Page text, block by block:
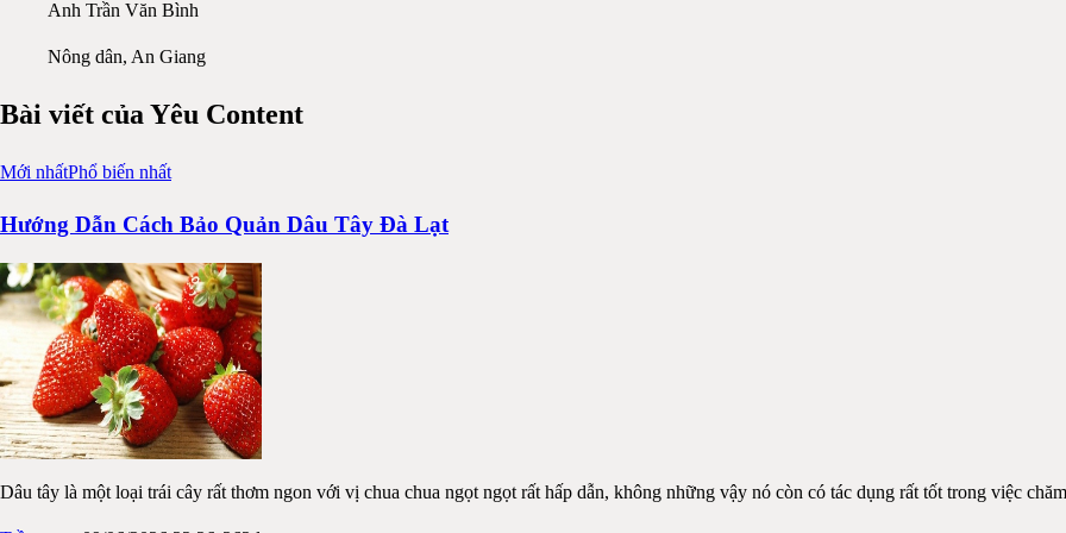
Anh Trần Văn Bình
Nông dân, An Giang
Bài viết củaYêu Content
Mới nhấtPhổ biến nhất
Hướng Dẫn Cách Bảo Quản Dâu Tây Đà Lạt
Dâu tây là một loại trái cây rất thơm ngon với vị chua chua ngọt ngọt rất hấp dẫn, không những vậy nó còn có tác dụng rất tốt trong việc